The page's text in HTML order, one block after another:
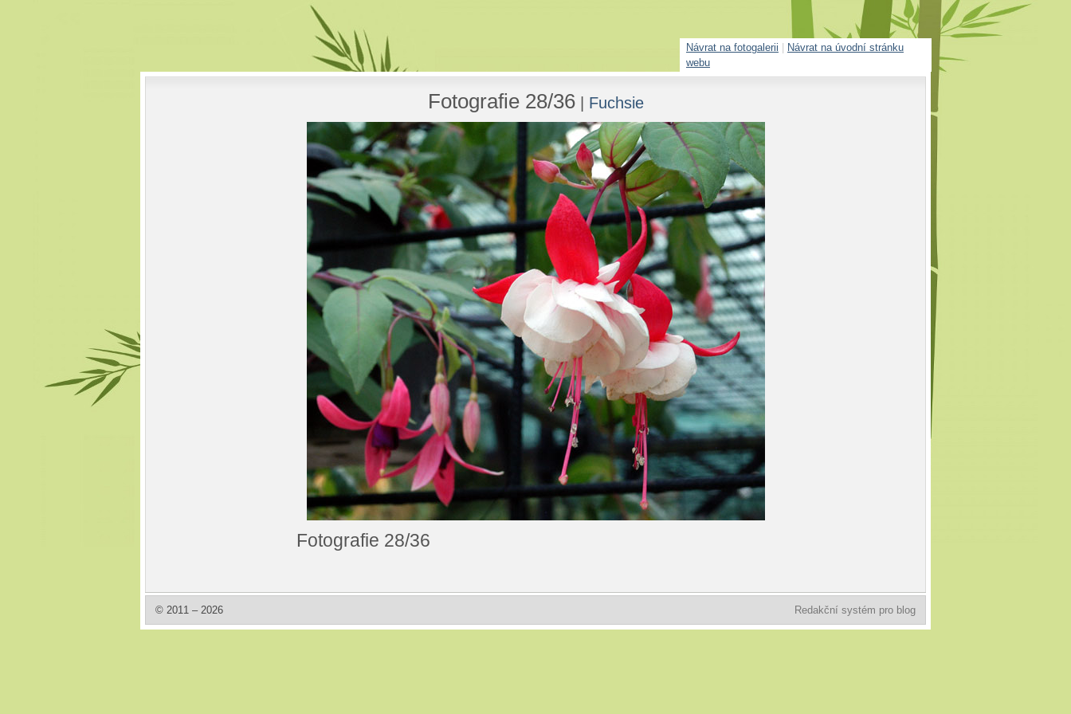
Návrat na fotogalerii
Návrat na úvodní stránku
webu
Fotografie 28/36 | Fuchsie
Fotografie 28/36
© 2011 – 2026 Redakční systém pro blog